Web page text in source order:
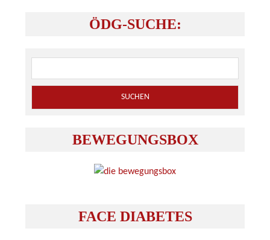
ÖDG-SUCHE:
BEWEGUNGSBOX
FACE DIABETES